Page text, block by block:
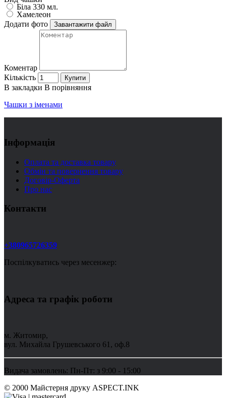
Біла 330 мл.
Хамелеон
Додати фото
Завантажити файл
Коментар
Кількість
Купити
В закладки В порівняння
Чашки з іменами
Інформація
Оплата та доставка товару
Обмін та повернення товару
Договір-Оферта
Про нас
Контакти
+380965726359
Поспілкуватись через месенжер:
Адреса та графік роботи
м. Житомир,
вул. Михайла Грушевського 61, оф.8
Видача замовлень: Пн-Пт: з 9:00 - 15:00
© 2000 Майстерня друку ASPECT.INK